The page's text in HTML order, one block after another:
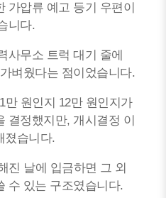
가압류 예고 등기 우편이
니다.
사무소 트럭 대기 줄에
벼웠다는 점이었습니다.
만 원인지 12만 원인지가
결정했지만, 개시결정 이
졌습니다.
진 날에 입금하면 그 외
수 있는 구조였습니다.